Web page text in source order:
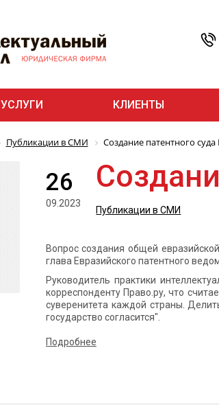
УСЛУГИ КЛИЕНТЫ
Публикации в СМИ Создание патентного суда
26
09.2023
Публикации в СМИ
Вопрос создания общей
глава Евразийского патентного
Руководитель практики
корреспонденту Право.ру, что
суверенитета каждой страны.
государство согласится".
Подробнее